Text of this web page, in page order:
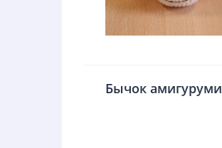
Бычок амигуруми